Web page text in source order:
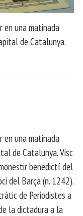
en una matinada
de Catalunya.
en una matinada
de Catalunya. Visc
benedictí del
del Barça (n. 1242).
de Periodistes a
la dictadura a la